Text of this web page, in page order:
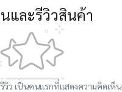
และรีวิวสินค้า
วิว เป็นคนแรกที่แสดงความคิดเห็น